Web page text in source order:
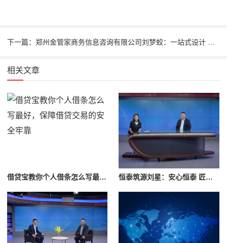
相关文章
借贷宝教你个人借条怎么写最好，保障借贷交易的安全牢靠 恒泰筑源刘星：安心恒泰 匠心筑源